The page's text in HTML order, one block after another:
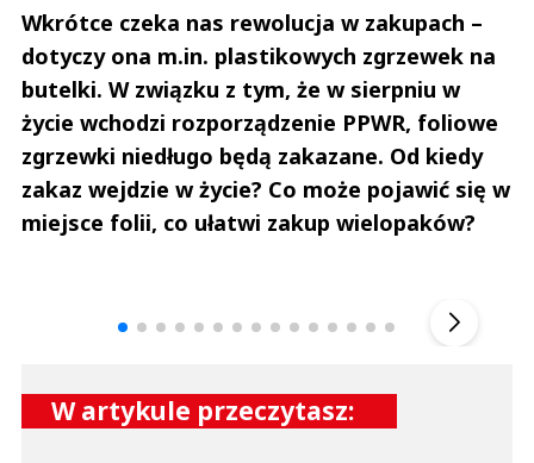
Wkrótce czeka nas rewolucja w zakupach –
dotyczy ona m.in. plastikowych zgrzewek na
butelki. W związku z tym, że w sierpniu w
życie wchodzi rozporządzenie PPWR, foliowe
zgrzewki niedługo będą zakazane. Od kiedy
zakaz wejdzie w życie? Co może pojawić się w
miejsce folii, co ułatwi zakup wielopaków?
W artykule przeczytasz: